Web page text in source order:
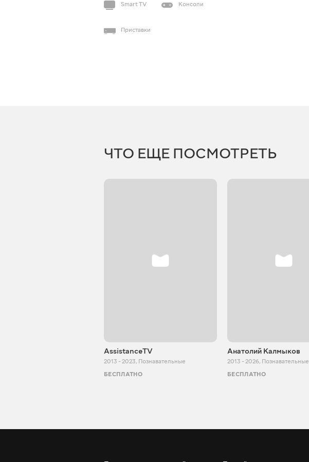
Smart TV Консоли
Приставки
ЧТО ЕЩЕ ПОСМОТРЕТЬ
AssistanceTV
2013 - 2023, Познавательные
БЕСПЛАТНО
Анатолий Калмыков
2013 - 2026, Познавательные
БЕСПЛАТНО